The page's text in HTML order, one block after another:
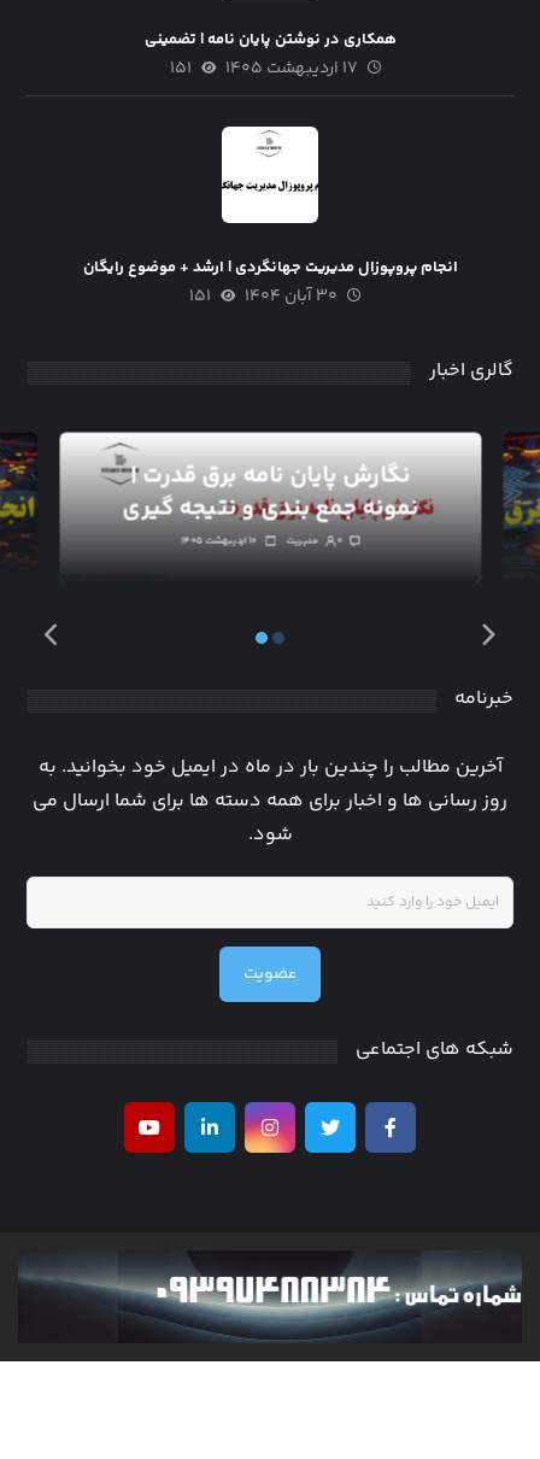
همکاری در نوشتن پایان نامه | تضمینی
۱۷ اردیبهشت ۱۴۰۵ ۱۵۱
انجام پروپوزال مدیریت جهانگردی | ارشد + موضوع رایگان
۳۰ آبان ۱۴۰۴ ۱۵۱
گالری اخبار
نگارش پایان نامه برق قدرت |
نمونه جمع بندی و نتیجه گیری
۱۰ اردیبهشت ۱۴۰۵ مدیریت ۰
خبرنامه
آخرین مطالب را چندین بار در ماه در ایمیل خود بخوانید. به
روز رسانی ها و اخبار برای همه دسته ها برای شما ارسال می
شود.
عضویت
شبکه های اجتماعی
کلیه حقوق متعلق به researchinventor می باشد